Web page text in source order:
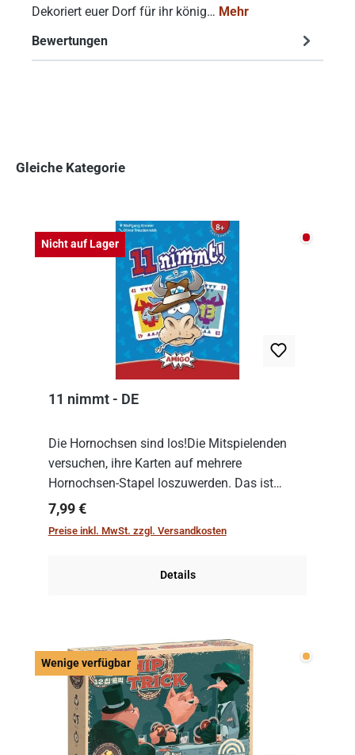
Dekoriert euer Dorf für ihr könig… Mehr
Bewertungen
Gleiche Kategorie
Nicht auf Lager Nicht
11 nimmt - DE
Die Hornochsen sind los!Die Mitspielenden
versuchen, ihre Karten auf mehrere
Hornochsen-Stapel loszuwerden. Das ist
kniffliger als gedacht, denn die Differenz
zwischen ausgespielter Karte und der
Regulärer Preis:
7,99 €
Preise inkl. MwSt. zzgl. Versandkosten
Details
Wenige verfügbar Wenige